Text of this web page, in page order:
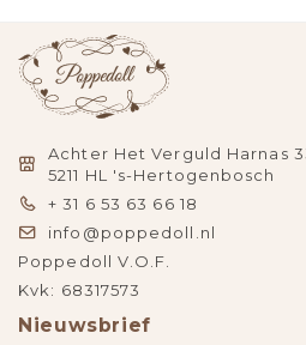
Achter Het Verguld Harnas
5211 HL 's-Hertogenbosch
+ 31 6 53 63 66 18
info@poppedoll.nl
Poppedoll V.O.F.
Kvk: 68317573
Nieuwsbrief